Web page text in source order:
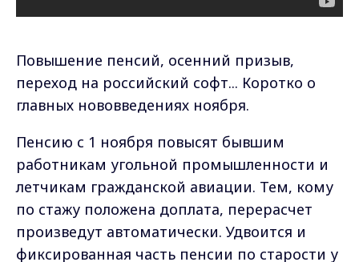
Повышение пенсий, осенний призыв,
переход на российский софт... Коротко о
главных нововведениях ноября.
Пенсию с 1 ноября повысят бывшим
работникам угольной промышленности и
летчикам гражданской авиации. Тем, кому
по стажу положена доплата, перерасчет
произведут автоматически. Удвоится и
фиксированная часть пенсии по старости у